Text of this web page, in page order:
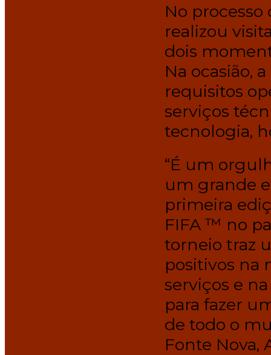
No processo
realizou
dois
Na ocasião,
requisitos
serviços
tecnologia,
“É um
um grande
primeira
FIFA ™ no
torneio traz
positivos na
serviços e
para fazer
de todo o
Fonte Nova,